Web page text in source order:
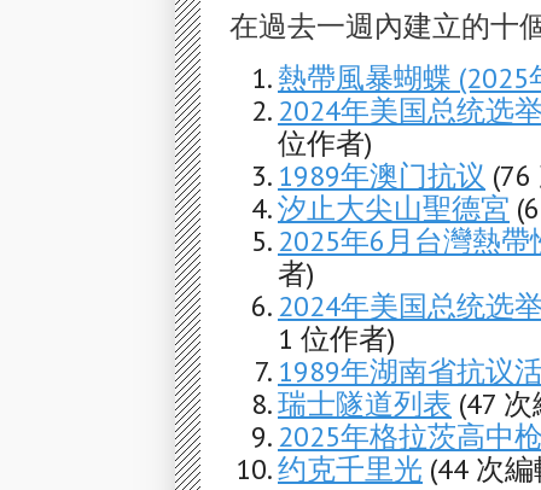
在過去一週內建立的十
熱帶風暴蝴蝶 (2025
2024年美国总统选
位作者)
1989年澳门抗议
汐止大尖山聖德宮
2025年6月台灣熱帶
者)
2024年美国总统选
1 位作者)
1989年湖南省抗议
瑞士隧道列表 (47
2025年格拉茨高中
约克千里光 (44 次